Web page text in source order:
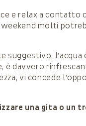
e relax a contatto
molti
suggestivo, l’acqua
è davvero
vi concede
una gita o un